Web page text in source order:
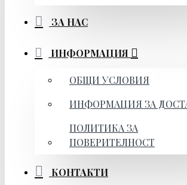
ЗА НАС
ИНФОРМАЦИЯ
ОБЩИ УСЛОВИЯ
ИНФОРМАЦИЯ ЗА
ПОЛИТИКА ЗА
ПОВЕРИТЕЛНОСТ
КОНТАКТИ